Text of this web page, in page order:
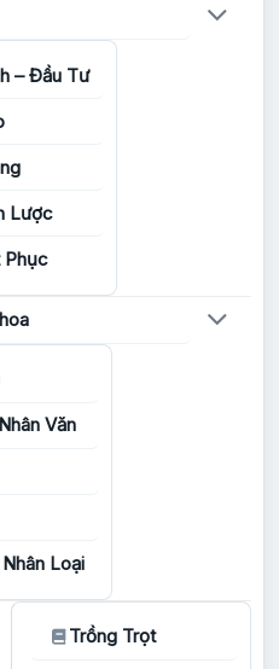
– Đầu Tư
Lược
Phục
Văn
Loại
Trồng Trọt